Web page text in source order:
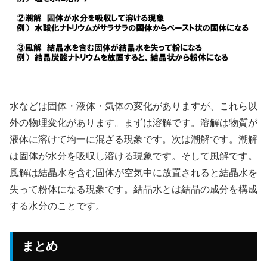
水などは固体・液体・気体の変化がありますが、これら以
外の物理変化があります。まずは溶解です。溶解は物質が
液体に溶けて均一に混ざる現象です。次は潮解です。潮解
は固体が水分を吸収し溶ける現象です。そして風解です。
風解は結晶水を含む固体が空気中に放置されると結晶水を
失って粉体になる現象です。結晶水とは結晶の成分を構成
する水分のことです。
まとめ